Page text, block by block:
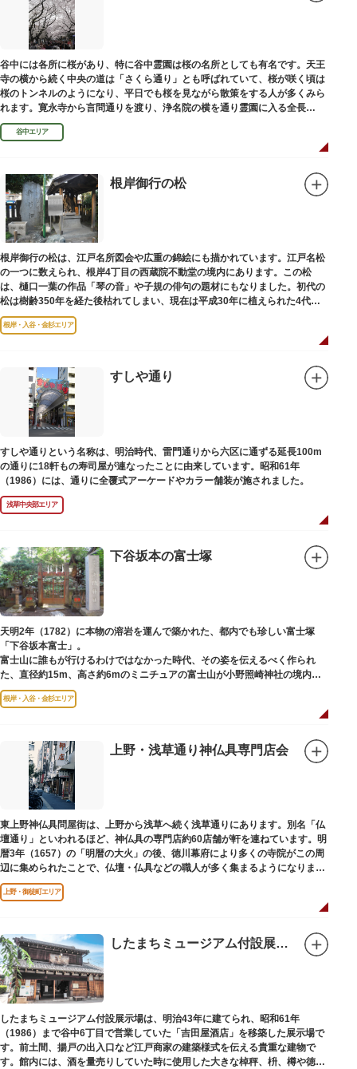
谷中には各所に桜があり、特に谷中霊園は桜の名所としても有名です。天王
寺の横から続く中央の道は「さくら通り」とも呼ばれていて、桜が咲く頃は
桜のトンネルのようになり、平日でも桜を見ながら散策をする人が多くみら
れます。寛永寺から言問通りを渡り、浄名院の横を通り霊園に入る全長
100mの桜並木や、霊園内に点在する大木なども見事です。
谷中エリア
根岸御行の松
根岸御行の松は、江戸名所図会や広重の錦絵にも描かれています。江戸名松
の一つに数えられ、根岸4丁目の西蔵院不動堂の境内にあります。この松
は、樋口一葉の作品「琴の音」や子規の俳句の題材にもなりました。初代の
松は樹齢350年を経た後枯れてしまい、現在は平成30年に植えられた4代目
の松になります。
根岸・入谷・金杉エリア
すしや通り
すしや通りという名称は、明治時代、雷門通りから六区に通ずる延長100m
の通りに18軒もの寿司屋が連なったことに由来しています。昭和61年
（1986）には、通りに全覆式アーケードやカラー舗装が施されました。
浅草中央部エリア
下谷坂本の富士塚
天明2年（1782）に本物の溶岩を運んで築かれた、都内でも珍しい富士塚
「下谷坂本富士」。
富士山に誰もが行けるわけではなかった時代、その姿を伝えるべく作られ
た、直径約15m、高さ約6mのミニチュアの富士山が小野照崎神社の境内に
あります。
一合目から順に十合目まで記されており、南無妙法と書かれた石碑や修験道
形民俗文化財に指定されています。
富士山に合わせて、お山開きが行われ、6月30日と1日には富士塚に登ること
ができます。
【Twitter】https://twitter.com/onoterupr
根岸・入谷・金杉エリア
上野・浅草通り神仏具専門店会
東上野神仏具問屋街は、上野から浅草へ続く浅草通りにあります。別名「仏
壇通り」といわれるほど、神仏具の専門店約60店舗が軒を連ねています。明
暦3年（1657）の「明暦の大火」の後、徳川幕府により多くの寺院がこの周
辺に集められたことで、仏壇・仏具などの職人が多く集まるようになりまし
た。
上野・御徒町エリア
したまちミュージアム付設展示場（旧吉田屋酒店）
したまちミュージアム付設展示場は、明治43年に建てられ、昭和61年
（1986）まで谷中6丁目で営業していた「吉田屋酒店」を移築した展示場で
す。前土間、揚戸の出入口など江戸商家の建築様式を伝える貴重な建物で
す。館内には、酒を量売りしていた時に使用した大きな棹秤、枡、樽や徳